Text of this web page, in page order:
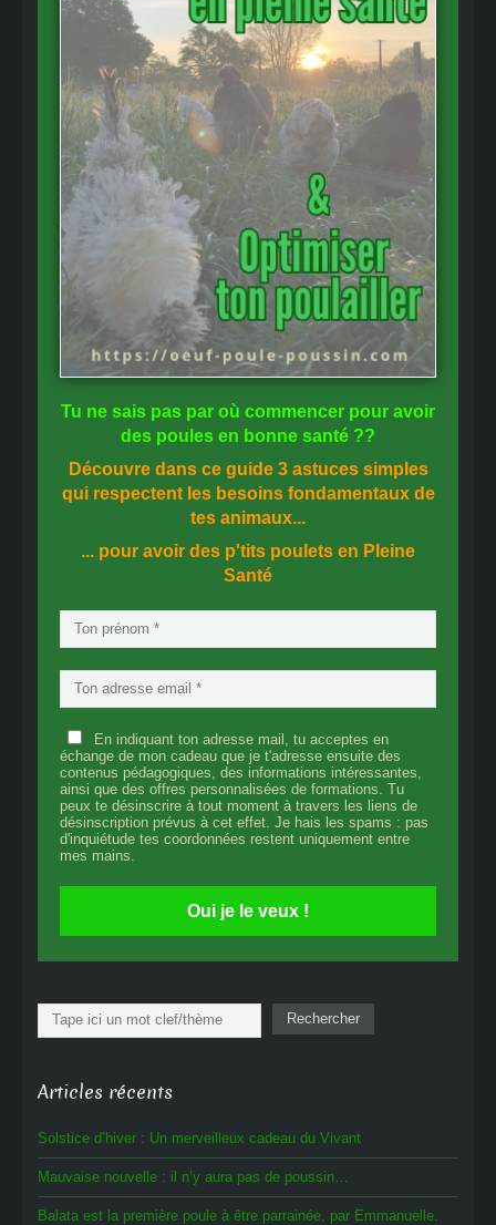
Tu ne sais pas par où commencer pour avoir
des poules en bonne santé ??
Découvre dans ce guide 3 astuces simples
qui respectent les besoins fondamentaux de
tes animaux...
... pour avoir des p'tits poulets en Pleine
Santé
En indiquant ton adresse mail, tu acceptes en
échange de mon cadeau que je t'adresse ensuite des
contenus pédagogiques, des informations intéressantes,
ainsi que des offres personnalisées de formations. Tu
peux te désinscrire à tout moment à travers les liens de
désinscription prévus à cet effet. Je hais les spams : pas
d'inquiétude tes coordonnées restent uniquement entre
mes mains.
Oui je le veux !
Rechercher Rechercher
Articles récents
Solstice d’hiver : Un merveilleux cadeau du Vivant
Mauvaise nouvelle : il n’y aura pas de poussin…
Balata est la première poule à être parrainée, par Emmanuelle.